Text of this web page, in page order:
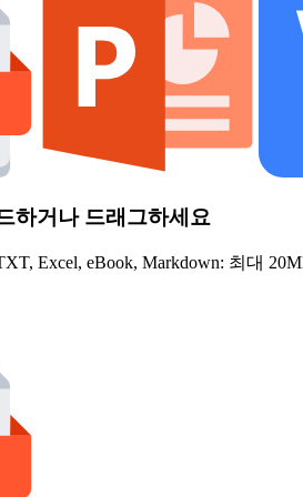
하거나 드래그하세요
Excel, eBook, Markdown: 최대